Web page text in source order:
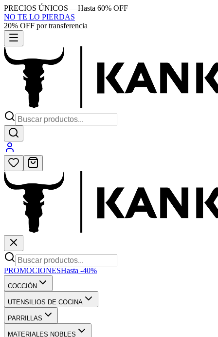
PRECIOS ÚNICOS —Hasta 60% OFF
NO TE LO PIERDAS
20% OFF por transferencia
PROMOCIONESHasta -40%
COCCIÓN
UTENSILIOS DE COCINA
PARRILLAS
MATERIALES NOBLES